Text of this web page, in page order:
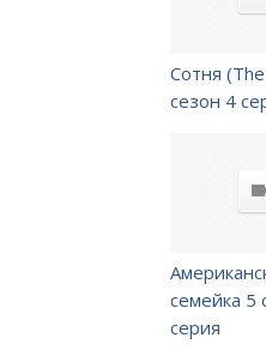
Сотня
сезон 4
семейка 5
серия